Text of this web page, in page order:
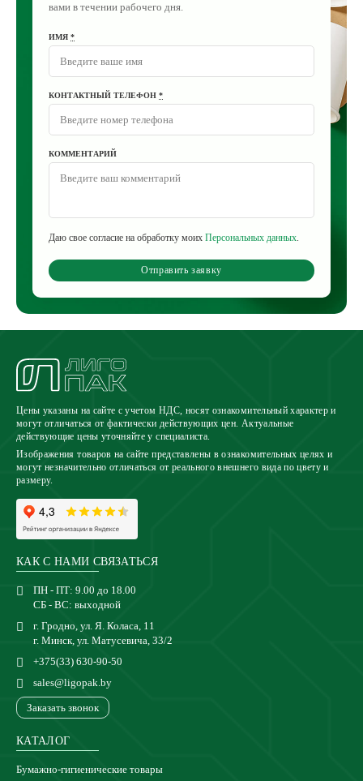
вами в течении рабочего дня.
ИМЯ *
КОНТАКТНЫЙ ТЕЛЕФОН *
КОММЕНТАРИЙ
Даю свое согласие на обработку моих Персональных данных.
Отправить заявку
Цены указаны на сайте с учетом НДС, носят ознакомительный характер и
могут отличаться от фактически действующих цен. Актуальные
действующие цены уточняйте у специалиста.
Изображения товаров на сайте представлены в ознакомительных целях и
могут незначительно отличаться от реального внешнего вида по цвету и
размеру.
КАК С НАМИ СВЯЗАТЬСЯ
ПН - ПТ: 9.00 до 18.00
СБ - ВС: выходной
г. Гродно, ул. Я. Коласа, 11
г. Минск, ул. Матусевича, 33/2
+375(33) 630-90-50
sales@ligopak.by
Заказать звонок
КАТАЛОГ
Бумажно-гигиенические товары